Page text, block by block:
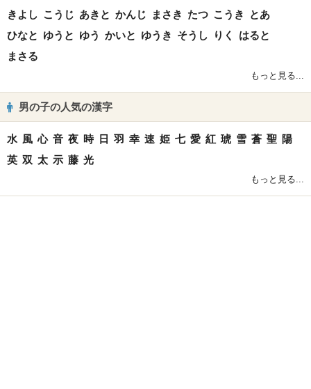
きよし こうじ あきと かんじ まさき たつ こうき
とあ
ひなと ゆうと ゆう かいと ゆうき そうし りく
はると
まさる
もっと見る...
男の子の人気の漢字
水 風 心 音 夜 時 日 羽 幸 速 姫 七 愛 紅 琥 雪 蒼 聖 陽
英 双 太 示 藤 光
もっと見る...